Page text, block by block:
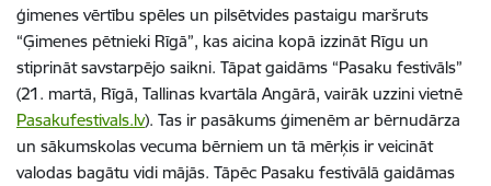
ģimenes vērtību spēles un pilsētvides pastaigu maršruts
“Ģimenes pētnieki Rīgā”, kas aicina kopā izzināt Rīgu un
stiprināt savstarpējo saikni. Tāpat gaidāms “Pasaku festivāls”
(21. martā, Rīgā, Tallinas kvartāla Angārā, vairāk uzzini vietnē
Pasakufestivals.lv). Tas ir pasākums ģimenēm ar bērnudārza
un sākumskolas vecuma bērniem un tā mērķis ir veicināt
valodas bagātu vidi mājās. Tāpēc Pasaku festivālā gaidāmas